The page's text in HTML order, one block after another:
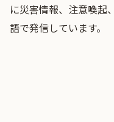
に災害情報、注意喚起
語で発信しています。